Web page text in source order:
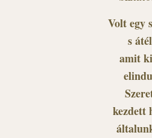
Volt egy
s
amit
kezdett